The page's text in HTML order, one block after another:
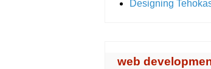
Designing
web